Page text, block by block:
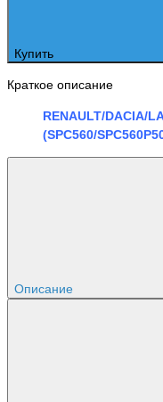
Купить
Краткое описание
RENAULT/DACIA/
(SPC560/
Описание